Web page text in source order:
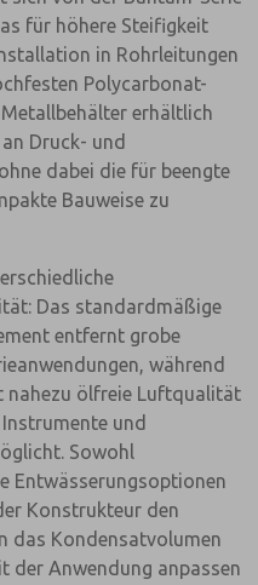
für höhere Steifigkeit
in Rohrleitungen
Polycarbonat-
erhältlich
Druck- und
dabei die für beengte
Bauweise zu
Das standardmäßige
entfernt grobe
während
nahezu ölfreie Luftqualität
und
Sowohl
Entwässerungsoptionen
Konstrukteur den
das Kondensatvolumen
der Anwendung anpassen